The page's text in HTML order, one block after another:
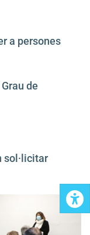
a persones
de
sol·licitar